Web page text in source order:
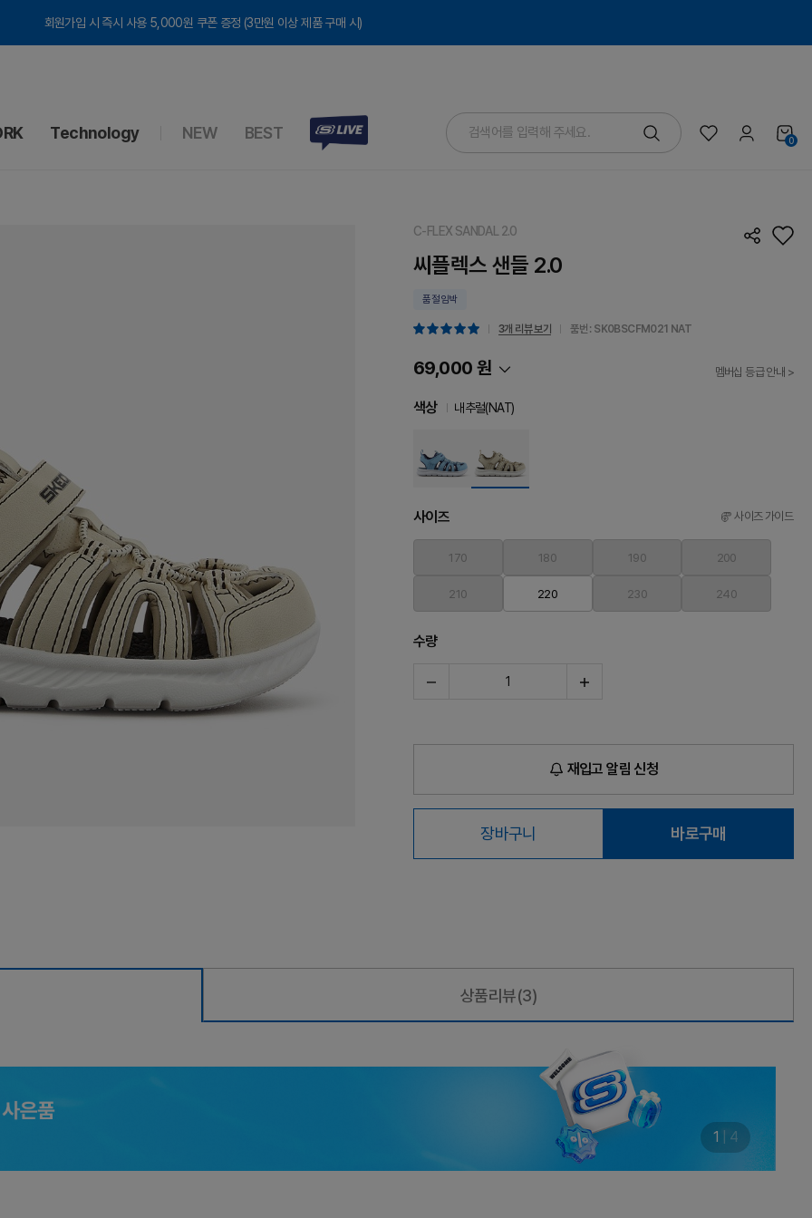
회원가입 시 즉시 사용 5,000원 쿠폰 증정 (3만원 이상 제품 구매 시)
Technology NEW BEST 0
C-FLEX SANDAL 2.0
씨플렉스 샌들 2.0
품절임박
3개 리뷰 보기 품번 : SK0BSCFM021 NAT
69,000 원 멤버십 등급 안내 >
색상 내추럴(NAT)
사이즈 사이즈 가이드
170 180 190 200
210 220 230 240
수량
재입고 알림 신청
장바구니 바로구매
상품리뷰(3)
1 4